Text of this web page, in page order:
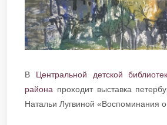
В Центральной детской
района проходит выставка
Натальи Лугвиной «Воспоминания